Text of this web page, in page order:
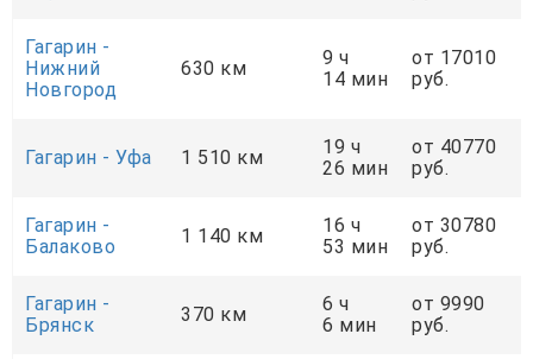
Гагарин -
Нижний
Новгород
630 км
9 ч
14 мин
от 17010
руб.
Гагарин - Уфа 1 510 км
19 ч
26 мин
от 40770
руб.
Гагарин -
Балаково
1 140 км
16 ч
53 мин
от 30780
руб.
Гагарин -
Брянск
370 км
6 ч
6 мин
от 9990
руб.